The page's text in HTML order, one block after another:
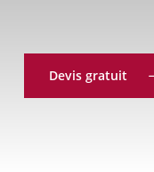
Devis gratuit